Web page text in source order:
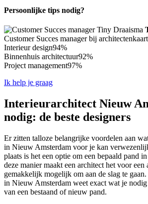
Persoonlijke tips nodig?
Customer Succes manager bij
Interieur design94%
Binnenhuis architectuur92%
Project management97%
Ik help je graag
Interieurarchitect Nieuw
nodig: de beste designers
Er zitten talloze belangrijke voordelen aan
in Nieuw Amsterdam voor je kan
plaats is het een optie om een bepaald pand
deze manier maakt een architect het voor een
gemakkelijk mogelijk om aan de slag te
in Nieuw Amsterdam weet exact wat je
van een bestaand of nieuw pand.